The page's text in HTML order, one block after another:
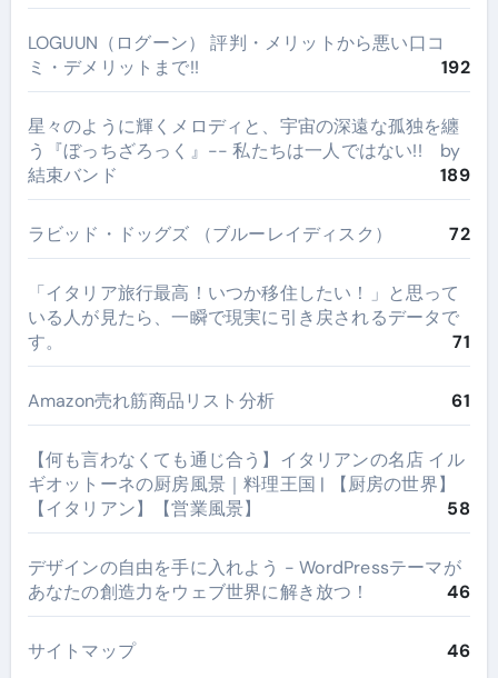
LOGUUN（ログーン） 評判・メリットから悪い口コ
ミ・デメリットまで!!
192
星々のように輝くメロディと、宇宙の深遠な孤独を纏
う『ぼっちざろっく』-- 私たちは一人ではない!! by
結束バンド
189
ラビッド・ドッグズ （ブルーレイディスク） 72
​「イタリア旅行最高！いつか移住したい！」と思って
いる人が見たら、一瞬で現実に引き戻されるデータで
す。
71
Amazon売れ筋商品リスト分析 61
【何も言わなくても通じ合う】イタリアンの名店 イル
ギオットーネの厨房風景｜料理王国 | 【厨房の世界】
【イタリアン】【営業風景】
58
デザインの自由を手に入れよう - WordPressテーマが
あなたの創造力をウェブ世界に解き放つ！
46
サイトマップ 46